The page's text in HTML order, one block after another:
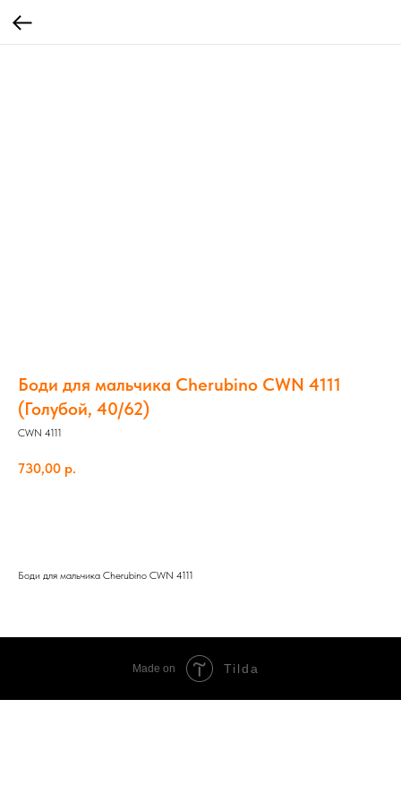
Боди для мальчика Cherubino CWN 4111
(Голубой, 40/62)
CWN 4111
730,00 р.
Боди для мальчика Cherubino CWN 4111
Made on Tilda